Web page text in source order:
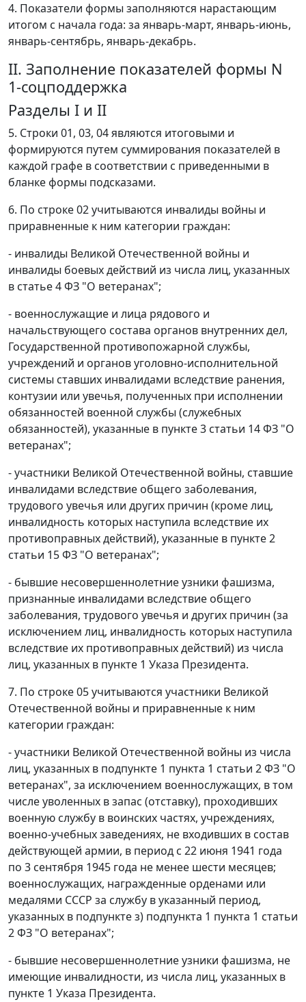
4. Показатели формы заполняются нарастающим
итогом с начала года: за январь-март, январь-июнь,
январь-сентябрь, январь-декабрь.
II. Заполнение показателей формы N
1-соцподдержка
Разделы I и II
5. Строки 01, 03, 04 являются итоговыми и
формируются путем суммирования показателей в
каждой графе в соответствии с приведенными в
бланке формы подсказами.
6. По строке 02 учитываются инвалиды войны и
приравненные к ним категории граждан:
- инвалиды Великой Отечественной войны и
инвалиды боевых действий из числа лиц, указанных
в статье 4 ФЗ "О ветеранах";
- военнослужащие и лица рядового и
начальствующего состава органов внутренних дел,
Государственной противопожарной службы,
учреждений и органов уголовно-исполнительной
системы ставших инвалидами вследствие ранения,
контузии или увечья, полученных при исполнении
обязанностей военной службы (служебных
обязанностей), указанные в пункте 3 статьи 14 ФЗ "О
ветеранах";
- участники Великой Отечественной войны, ставшие
инвалидами вследствие общего заболевания,
трудового увечья или других причин (кроме лиц,
инвалидность которых наступила вследствие их
противоправных действий), указанные в пункте 2
статьи 15 ФЗ "О ветеранах";
- бывшие несовершеннолетние узники фашизма,
признанные инвалидами вследствие общего
заболевания, трудового увечья и других причин (за
исключением лиц, инвалидность которых наступила
вследствие их противоправных действий) из числа
лиц, указанных в пункте 1 Указа Президента.
7. По строке 05 учитываются участники Великой
Отечественной войны и приравненные к ним
категории граждан:
- участники Великой Отечественной войны из числа
лиц, указанных в подпункте 1 пункта 1 статьи 2 ФЗ "О
ветеранах", за исключением военнослужащих, в том
числе уволенных в запас (отставку), проходивших
военную службу в воинских частях, учреждениях,
военно-учебных заведениях, не входивших в состав
действующей армии, в период с 22 июня 1941 года
по 3 сентября 1945 года не менее шести месяцев;
военнослужащих, награжденные орденами или
медалями СССР за службу в указанный период,
указанных в подпункте з) подпункта 1 пункта 1 статьи
2 ФЗ "О ветеранах";
- бывшие несовершеннолетние узники фашизма, не
имеющие инвалидности, из числа лиц, указанных в
пункте 1 Указа Президента.